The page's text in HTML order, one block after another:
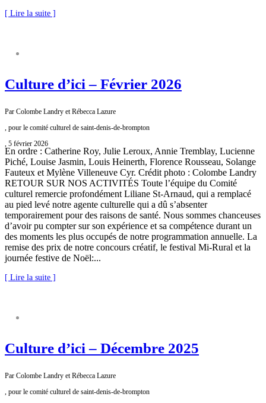
[ Lire la suite ]
Culture d’ici – Février 2026
Par Colombe Landry et Rébecca Lazure
, pour le comité culturel de saint-denis-de-brompton
, 5 février 2026
En ordre : Catherine Roy, Julie Leroux, Annie Tremblay, Lucienne
Piché, Louise Jasmin, Louis Heinerth, Florence Rousseau, Solange
Fauteux et Mylène Villeneuve Cyr. Crédit photo : Colombe Landry
RETOUR SUR NOS ACTIVITÉS Toute l’équipe du Comité
culturel remercie profondément Liliane St-Arnaud, qui a remplacé
au pied levé notre agente culturelle qui a dû s’absenter
temporairement pour des raisons de santé. Nous sommes chanceuses
d’avoir pu compter sur son expérience et sa compétence durant un
des moments les plus occupés de notre programmation annuelle. La
remise des prix de notre concours créatif, le festival Mi-Rural et la
journée festive de Noël:...
[ Lire la suite ]
Culture d’ici – Décembre 2025
Par Colombe Landry et Rébecca Lazure
, pour le comité culturel de saint-denis-de-brompton